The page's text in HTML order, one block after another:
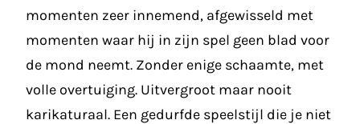
momenten zeer innemend, afgewisseld met
momenten waar hij in zijn spel geen blad voor
de mond neemt. Zonder enige schaamte, met
volle overtuiging. Uitvergroot maar nooit
karikaturaal. Een gedurfde speelstijl die je niet